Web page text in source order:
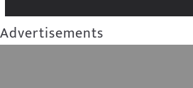
Advertisements